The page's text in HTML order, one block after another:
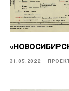
31.05.2022